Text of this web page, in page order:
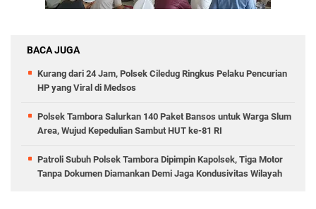
BACA JUGA
Kurang dari 24 Jam, Polsek Ciledug Ringkus Pelaku Pencurian
HP yang Viral di Medsos
Polsek Tambora Salurkan 140 Paket Bansos untuk Warga Slum
Area, Wujud Kepedulian Sambut HUT ke-81 RI
Patroli Subuh Polsek Tambora Dipimpin Kapolsek, Tiga Motor
Tanpa Dokumen Diamankan Demi Jaga Kondusivitas Wilayah